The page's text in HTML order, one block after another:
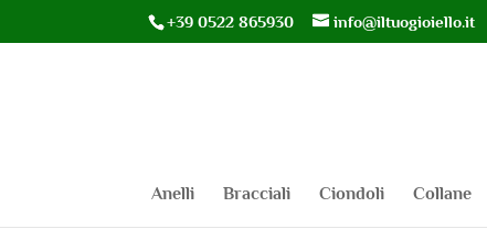
+39 0522 865930 info@iltuogioiello.it
Anelli Bracciali Ciondoli Collane